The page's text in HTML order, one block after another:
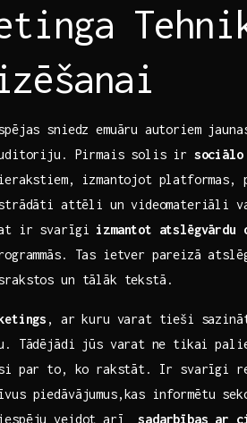
sniedz ‌emuāru⁤ autoriem
Pirmais solis ir​ sociālo
izmantojot platformas,
attēli un videomateriāli
ir svarīgi izmantot⁢ atslēgvārdu
Tas ietver pareizā
un tālāk tekstā.
, ar kuru varat tieši
Tādējādi jūs varat ⁤ne tikai
par to, ko ​rakstāt. Ir svarīgi‍
piedāvājumus,kas informētu
iespēju veidot arī sadarbības ar